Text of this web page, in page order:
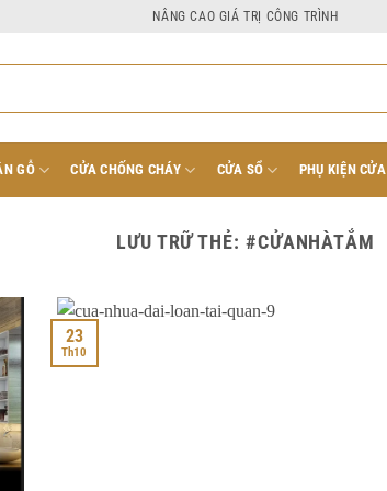
NÂNG CAO GIÁ TRỊ CÔNG TRÌNH
GỖ CỬA CHỐNG CHÁY CỬA SỔ PHỤ KIỆN CỬA
LƯU TRỮ THẺ: #CỬANHÀTẮM
23
Th10